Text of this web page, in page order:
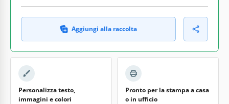
Aggiungi alla raccolta
Personalizza testo,
immagini e colori
Pronto per la stampa a casa
o in ufficio